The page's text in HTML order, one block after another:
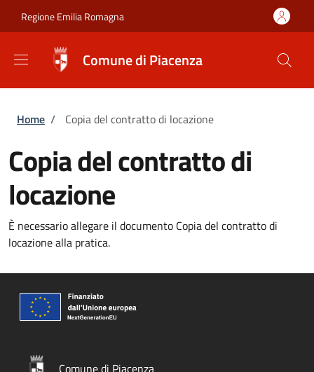
Regione Emilia Romagna
Comune di Piacenza
Briciole di pane
Home / Copia del contratto di locazione
Copia del contratto di
locazione
È necessario allegare il documento Copia del contratto di
locazione alla pratica.
Comune di Piacenza